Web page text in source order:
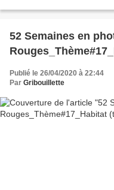
52 Semaines en
Publié le 26/04/2020 à 22:44
Par Gribouillette